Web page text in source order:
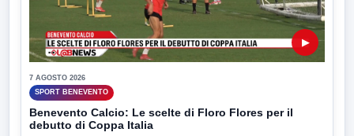
▶
7 AGOSTO 2026
SPORT BENEVENTO
Benevento Calcio: Le scelte di Floro Flores per il
debutto di Coppa Italia